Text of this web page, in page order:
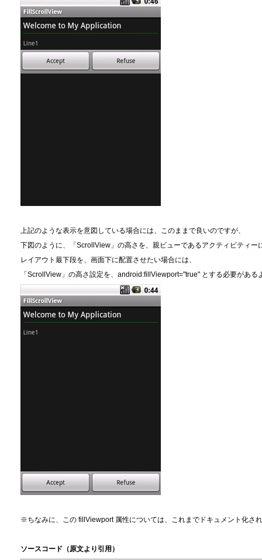
上記のような表示を意図している場合には、このままで良いのですが、
下図のように、「ScrollView」の高さを、親ビューであるアクティビティー
レイアウト最下段を、画面下に配置させたい場合には、
「ScrollView」の高さ設定を、android:fillViewport="true" とする必要がある
※ちなみに、この fillViewport 属性については、これまでドキュメント化さ
ソースコード（原文より引用）